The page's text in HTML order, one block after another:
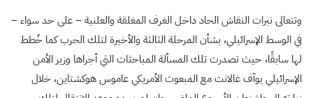
وتتعالى نبرات النقاش الحاد داخل الغرف المغلقة والعلنية – على حد سواء –
في الوسط الإسرائيلي، بشأن المرحلة الثالثة والأخيرة لتلك الحرب كما خُطط
لها سابقًا، حيث تصدرت تلك المسألة المباحثات التي أجراها وزير الأمن
الإسرائيلي يوآف غالانت مع المبعوث الأمريكي عاموس هوكشتاين، خلال